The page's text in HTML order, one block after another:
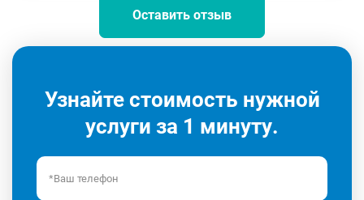
Оставить отзыв
Узнайте стоимость нужной
услуги за 1 минуту.